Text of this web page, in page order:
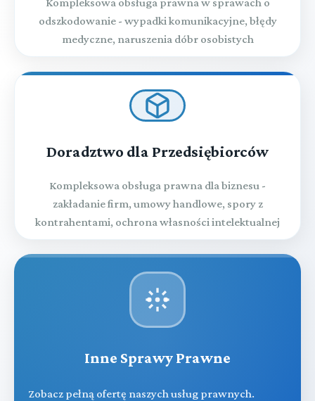
odszkodowanie - wypadki komunikacyjne, błędy
medyczne, naruszenia dóbr osobistych
Doradztwo dla Przedsiębiorców
Kompleksowa obsługa prawna dla biznesu -
zakładanie firm, umowy handlowe, spory z
kontrahentami, ochrona własności intelektualnej
Inne Sprawy Prawne
Zobacz pełną ofertę naszych usług prawnych.